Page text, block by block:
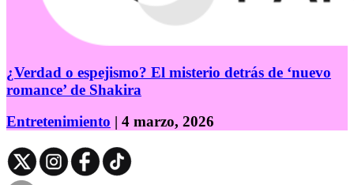
¿Verdad o espejismo? El misterio detrás de ‘nuevo
romance’ de Shakira
Entretenimiento | 4 marzo, 2026